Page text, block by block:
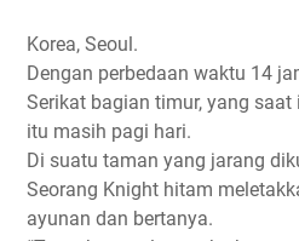
Korea, Seoul.
Dengan perbedaan waktu 14
Serikat bagian timur, yang
itu masih pagi hari.
Di suatu taman yang jarang
Seorang Knight hitam
ayunan dan bertanya.